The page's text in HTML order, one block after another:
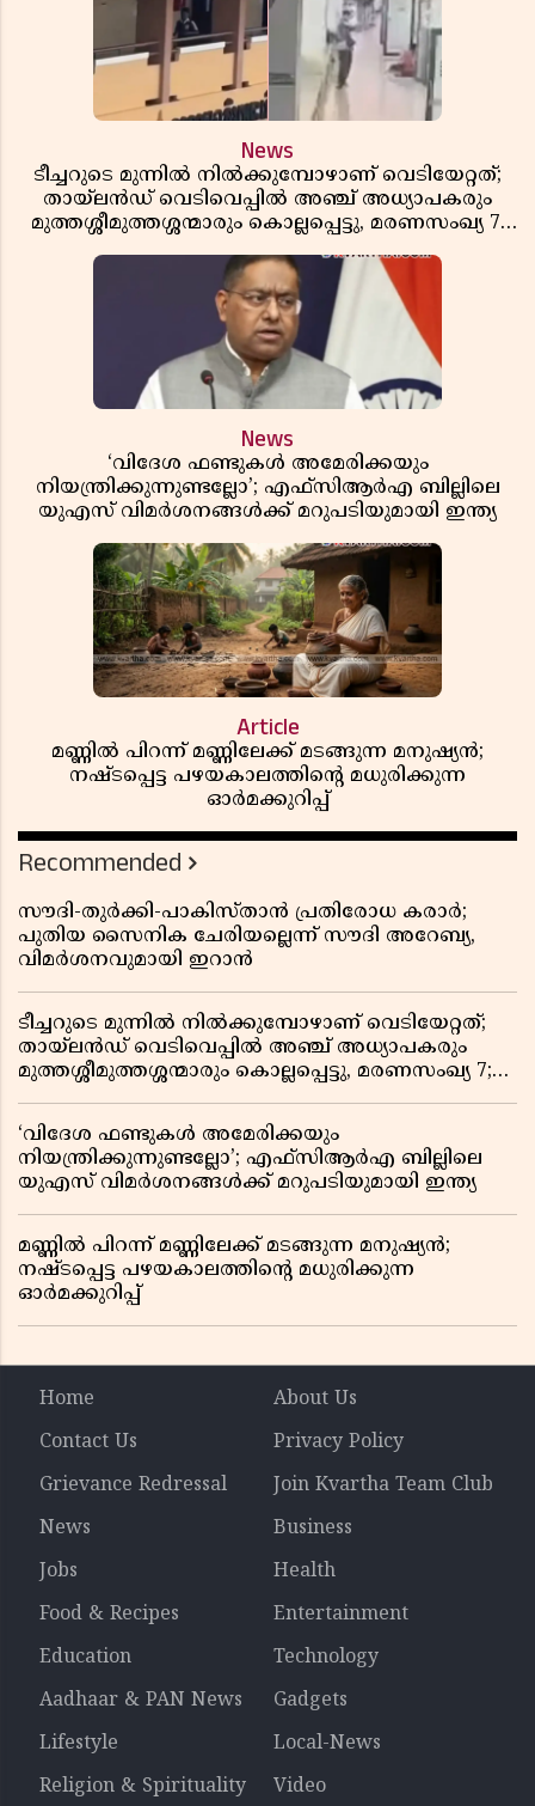
News
ടീച്ചറുടെ മുന്നിൽ നിൽക്കുമ്പോഴാണ് വെടിയേറ്റത്;
തായ്‌ലൻഡ് വെടിവെപ്പിൽ അഞ്ച് അധ്യാപകരും
മുത്തശ്ശീമുത്തശ്ശന്മാരും കൊല്ലപ്പെട്ടു, മരണസംഖ്യ 7;
News
‘വിദേശ ഫണ്ടുകൾ അമേരിക്കയും
നിയന്ത്രിക്കുന്നുണ്ടല്ലോ’; എഫ്സിആർഎ ബില്ലിലെ
യുഎസ് വിമർശനങ്ങൾക്ക് മറുപടിയുമായി ഇന്ത്യ
Article
മണ്ണിൽ പിറന്ന് മണ്ണിലേക്ക് മടങ്ങുന്ന മനുഷ്യൻ;
നഷ്ടപ്പെട്ട പഴയകാലത്തിൻ്റെ മധുരിക്കുന്ന
ഓർമക്കുറിപ്പ്
Recommended
സൗദി-തുർക്കി-പാകിസ്താൻ പ്രതിരോധ കരാർ;
പുതിയ സൈനിക ചേരിയല്ലെന്ന് സൗദി അറേബ്യ,
വിമർശനവുമായി ഇറാൻ
ടീച്ചറുടെ മുന്നിൽ നിൽക്കുമ്പോഴാണ് വെടിയേറ്റത്;
തായ്‌ലൻഡ് വെടിവെപ്പിൽ അഞ്ച് അധ്യാപകരും
മുത്തശ്ശീമുത്തശ്ശന്മാരും കൊല്ലപ്പെട്ടു, മരണസംഖ്യ 7;
‘വിദേശ ഫണ്ടുകൾ അമേരിക്കയും
നിയന്ത്രിക്കുന്നുണ്ടല്ലോ’; എഫ്സിആർഎ ബില്ലിലെ
യുഎസ് വിമർശനങ്ങൾക്ക് മറുപടിയുമായി ഇന്ത്യ
മണ്ണിൽ പിറന്ന് മണ്ണിലേക്ക് മടങ്ങുന്ന മനുഷ്യൻ;
നഷ്ടപ്പെട്ട പഴയകാലത്തിൻ്റെ മധുരിക്കുന്ന
ഓർമക്കുറിപ്പ്
Home
About Us
Contact Us
Privacy Policy
Grievance Redressal
Join Kvartha Team Club
News
Business
Jobs
Health
Food & Recipes
Entertainment
Education
Technology
Aadhaar & PAN News
Gadgets
Lifestyle
Local-News
Religion & Spirituality
Video